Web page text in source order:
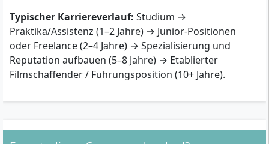
Typischer Karriereverlauf: Studium →
Praktika/Assistenz (1–2 Jahre) → Junior-Positionen
oder Freelance (2–4 Jahre) → Spezialisierung und
Reputation aufbauen (5–8 Jahre) → Etablierter
Filmschaffender / Führungsposition (10+ Jahre).